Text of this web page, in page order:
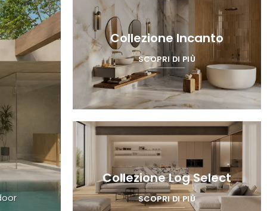
Collezione Incanto
SCOPRI DI PIÙ
Collezione Log Select
SCOPRI DI PIÙ